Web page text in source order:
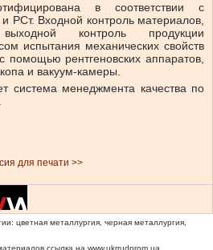
в соответствии с
РСт. Входной контроль материалов,
контроль продукции
испытания механических свойств
помощью рентгеновских аппаратов,
и вакуум-камеры.
система менеджмента качества по
для печати >>
цветная металлургия, черная металлургия,